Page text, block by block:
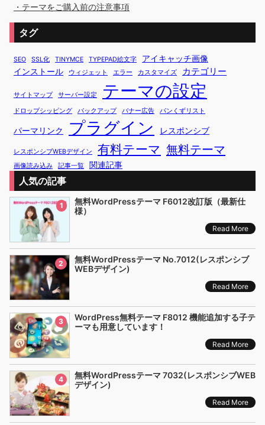
・テーマをご購入前の注意事項
タグ
SEO SSL化 TINYMCE TYPEPAD絵文字
アイキャッチ画像
インストール
ウィジェット エラー カスタマイズ カテゴリー
サイトマップ サーバー設定 テーマの設定
ドロップシッピング バックアップ バナー広告 パンくずリスト
パーマリンク プラグイン レスポンシブ
レスポンシブWEBデザイン 有料テーマ 無料テーマ
画像読み込み 記事一覧 関連記事
人気の記事
1
無料WordPressテーマ F6012改訂版（最新仕
様）
Read More
2
無料WordPressテーマ No.7012(レスポンシブ
WEBデザイン)
Read More
3
WordPress無料テーマ F8012 機能追加する子テ
ーマも用意しています！
Read More
4
無料WordPressテーマ 7032(レスポンシブWEB
デザイン)
Read More